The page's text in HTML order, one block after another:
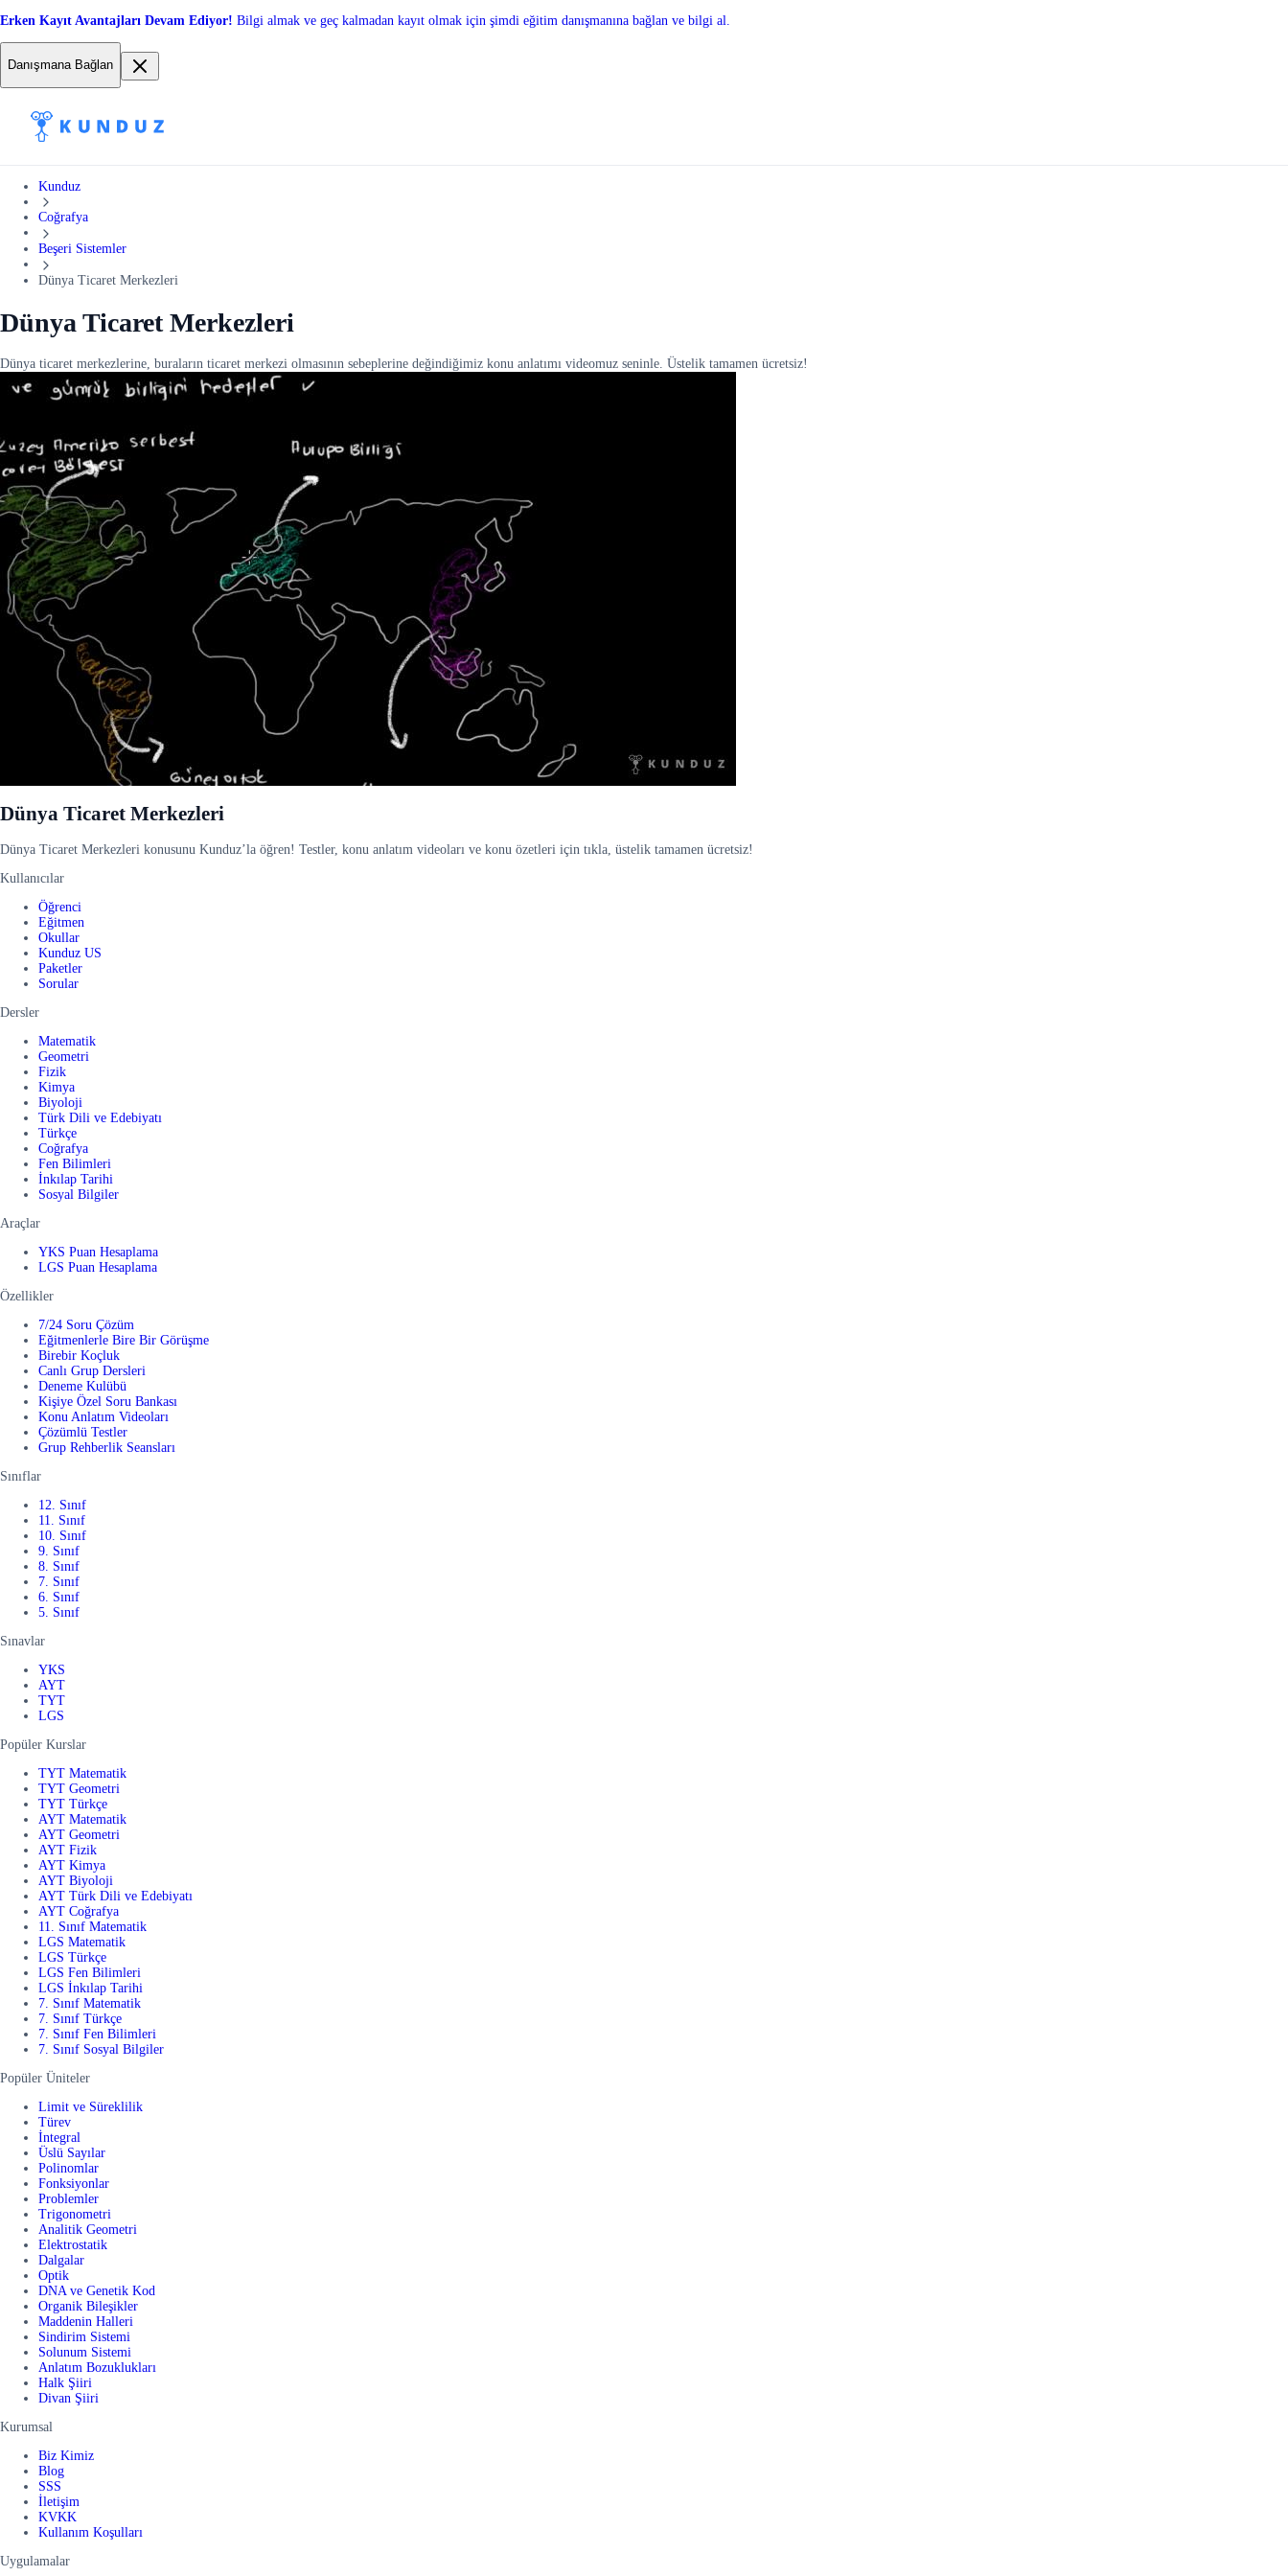
Erken Kayıt Avantajları Devam Ediyor! Bilgi almak ve geç kalmadan kayıt olmak için şimdi eğitim danışmanına bağlan ve bilgi al.
Danışmana Bağlan
Kunduz
Coğrafya
Beşeri Sistemler
Dünya Ticaret Merkezleri
Dünya Ticaret Merkezleri
Dünya ticaret merkezlerine, buraların ticaret merkezi olmasının sebeplerine değindiğimiz konu anlatımı videomuz seninle. Üstelik tamamen ücretsiz!
Dünya Ticaret Merkezleri
Dünya Ticaret Merkezleri konusunu Kunduz’la öğren! Testler, konu anlatım videoları ve konu özetleri için tıkla, üstelik tamamen ücretsiz!
Kullanıcılar
Öğrenci
Eğitmen
Okullar
Kunduz US
Paketler
Sorular
Dersler
Matematik
Geometri
Fizik
Kimya
Biyoloji
Türk Dili ve Edebiyatı
Türkçe
Coğrafya
Fen Bilimleri
İnkılap Tarihi
Sosyal Bilgiler
Araçlar
YKS Puan Hesaplama
LGS Puan Hesaplama
Özellikler
7/24 Soru Çözüm
Eğitmenlerle Bire Bir Görüşme
Birebir Koçluk
Canlı Grup Dersleri
Deneme Kulübü
Kişiye Özel Soru Bankası
Konu Anlatım Videoları
Çözümlü Testler
Grup Rehberlik Seansları
Sınıflar
12. Sınıf
11. Sınıf
10. Sınıf
9. Sınıf
8. Sınıf
7. Sınıf
6. Sınıf
5. Sınıf
Sınavlar
YKS
AYT
TYT
LGS
Popüler Kurslar
TYT Matematik
TYT Geometri
TYT Türkçe
AYT Matematik
AYT Geometri
AYT Fizik
AYT Kimya
AYT Biyoloji
AYT Türk Dili ve Edebiyatı
AYT Coğrafya
11. Sınıf Matematik
LGS Matematik
LGS Türkçe
LGS Fen Bilimleri
LGS İnkılap Tarihi
7. Sınıf Matematik
7. Sınıf Türkçe
7. Sınıf Fen Bilimleri
7. Sınıf Sosyal Bilgiler
Popüler Üniteler
Limit ve Süreklilik
Türev
İntegral
Üslü Sayılar
Polinomlar
Fonksiyonlar
Problemler
Trigonometri
Analitik Geometri
Elektrostatik
Dalgalar
Optik
DNA ve Genetik Kod
Organik Bileşikler
Maddenin Halleri
Sindirim Sistemi
Solunum Sistemi
Anlatım Bozuklukları
Halk Şiiri
Divan Şiiri
Kurumsal
Biz Kimiz
Blog
SSS
İletişim
KVKK
Kullanım Koşulları
Uygulamalar